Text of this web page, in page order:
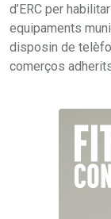
d’ERC per
equipaments
disposin de
comerços